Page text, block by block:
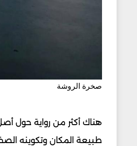
صخرة الروشة
هناك أكثر من رواية حول
طبيعة المكان وتكوينه